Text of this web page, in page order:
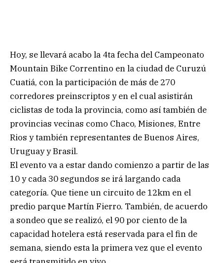
Hoy, se llevará acabo la 4ta fecha del Campeonato
Mountain Bike Correntino en la ciudad de Curuzú
Cuatiá, con la participación de más de 270
corredores preinscriptos y en el cual asistirán
ciclistas de toda la provincia, como así también de
provincias vecinas como Chaco, Misiones, Entre
Rios y también representantes de Buenos Aires,
Uruguay y Brasil.
El evento va a estar dando comienzo a partir de las
10 y cada 30 segundos se irá largando cada
categoría. Que tiene un circuito de 12km en el
predio parque Martín Fierro. También, de acuerdo
a sondeo que se realizó, el 90 por ciento de la
capacidad hotelera está reservada para el fin de
semana, siendo esta la primera vez que el evento